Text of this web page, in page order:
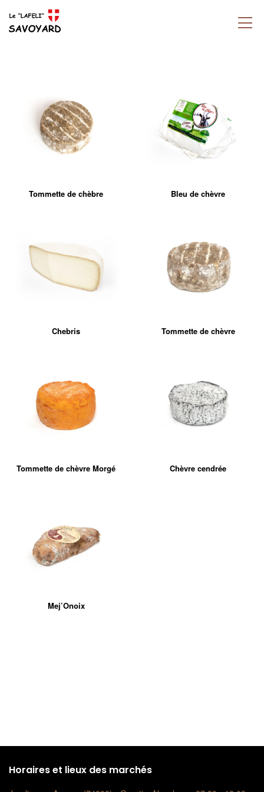
Tommette de chèbre Bleu de chèvre
Chebris Tommette de chèvre
Tommette de chèvre Morgé Chèvre cendrée
Mej’Onoix
Horaires et lieux des marchés